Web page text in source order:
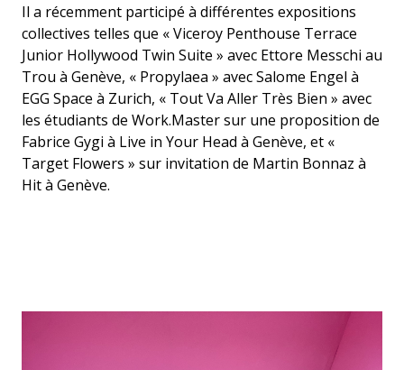
Il a récemment participé à différentes expositions
collectives telles que « Viceroy Penthouse Terrace
Junior Hollywood Twin Suite » avec Ettore Messchi au
Trou à Genève, « Propylaea » avec Salome Engel à
EGG Space à Zurich, « Tout Va Aller Très Bien » avec
les étudiants de Work.Master sur une proposition de
Fabrice Gygi à Live in Your Head à Genève, et «
Target Flowers » sur invitation de Martin Bonnaz à
Hit à Genève.